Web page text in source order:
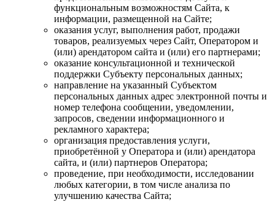
функциональным возможностям Сайта, к
информации, размещенной на Сайте;
оказания услуг, выполнения работ, продажи
товаров, реализуемых через Сайт, Оператором и
(или) арендатором сайта и (или) его партнерами;
оказание консультационной и технической
поддержки Субъекту персональных данных;
направление на указанный Субъектом
персональных данных адрес электронной почты и
номер телефона сообщении, уведомлении,
запросов, сведении информационного и
рекламного характера;
организация предоставления услуги,
приобретённой у Оператора и (или) арендатора
сайта, и (или) партнеров Оператора;
проведение, при необходимости, исследовании
любых категории, в том числе анализа по
улучшению качества Сайта;